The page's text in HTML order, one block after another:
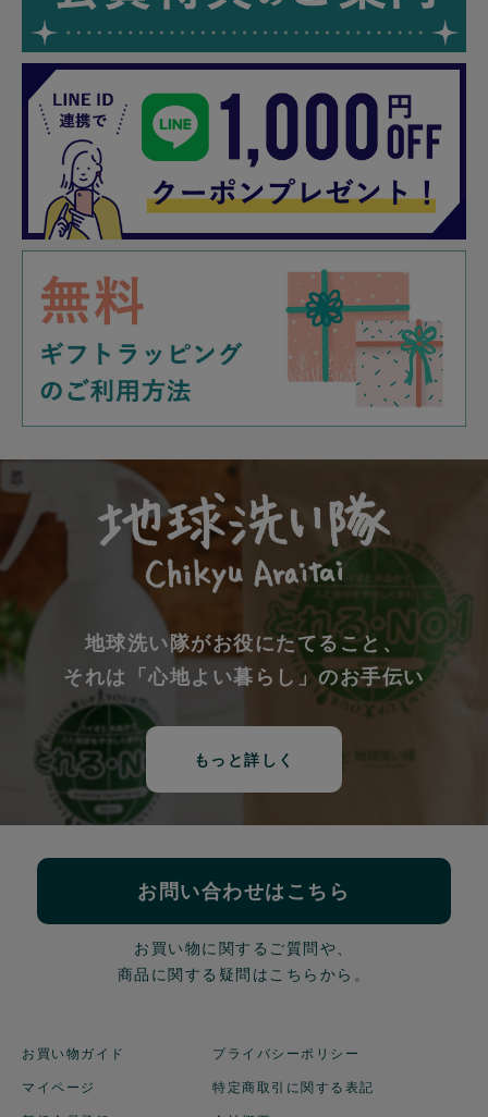
地球洗い隊がお役にたてること、
それは「心地よい暮らし」のお手伝い
もっと詳しく
お問い合わせはこちら
お買い物に関するご質問や、
商品に関する疑問はこちらから。
お買い物ガイド
マイページ
プライバシーポリシー
特定商取引に関する表記